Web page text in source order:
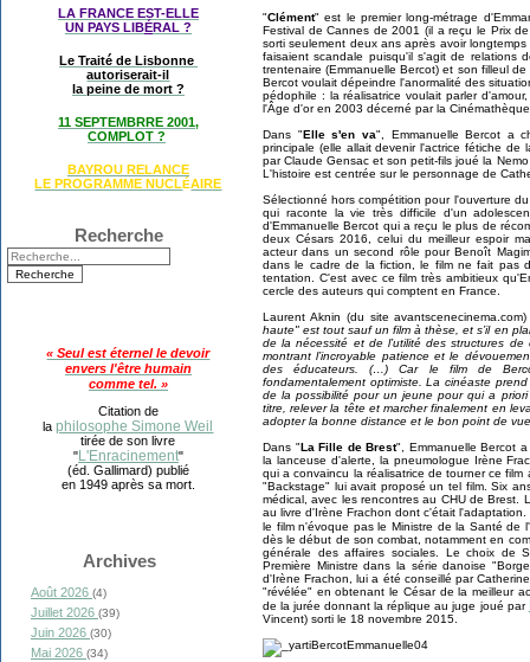
LA FRANCE EST-ELLE
UN PAYS LIBÉRAL ?
Le Traité de Lisbonne
autoriserait-il
la peine de mort ?
11 SEPTEMBRRE 2001,
COMPLOT ?
BAYROU RELANCE
LE PROGRAMME NUCLÉAIRE
Recherche
« Seul est éternel le devoir
envers l'être humain
comme tel. »
Citation de
laphilosophe Simone Weil
tirée de son livre
"L'Enracinement"
(éd. Gallimard) publié
en 1949 après sa mort.
Archives
Août 2026 (4)
Juillet 2026 (39)
Juin 2026 (30)
Mai 2026 (34)
"Clément" est le premier long-métrage
Festival de Cannes de 2001 (il a reçu le Prix
sorti seulement deux ans après avoir
faisaient scandale puisqu'il s'agit de relations
trentenaire (Emmanuelle Bercot) et son filleul
Bercot voulait dépeindre l'anormalité des
pédophile : la réalisatrice voulait parler
l'Âge d'or en 2003 décerné par la
Dans "Elle s'en va", Emmanuelle Bercot a
principale (elle allait devenir l'actrice fétiche de
par Claude Gensac et son petit-fils joué la
L'histoire est centrée sur le personnage de
Sélectionné hors compétition pour l'ouverture
qui raconte la vie très difficile d'un
d'Emmanuelle Bercot qui a reçu le plus de
deux Césars 2016, celui du meilleur espoir
acteur dans un second rôle pour Benoît
dans le cadre de la fiction, le film ne fait pas
tentation. C'est avec ce film très ambitieux
cercle des auteurs qui comptent en France.
Laurent Aknin (du site
haute" est tout sauf un film à thèse, et s’il en
de la nécessité et de l’utilité des structures
montrant l’incroyable patience et le
des éducateurs. (…) Car le film de
fondamentalement optimiste. La cinéaste
de la possibilité pour un jeune pour qui a
titre, relever la tête et marcher finalement en
adopter la bonne distance et le bon point de
Dans "La Fille de Brest", Emmanuelle Bercot
la lanceuse d'alerte, la pneumologue Irène
qui a convaincu la réalisatrice de tourner ce
"Backstage" lui avait proposé un tel film. Six
médical, avec les rencontres au CHU de Brest.
au livre d'Irène Frachon dont c'était
le film n'évoque pas le Ministre de la Santé de
dès le début de son combat, notamment en
générale des affaires sociales. Le choix de
Première Ministre dans la série danoise
d'Irène Frachon, lui a été conseillé par
"révélée" en obtenant le César de la meilleur
de la jurée donnant la réplique au juge joué par
Vincent) sorti le 18 novembre 2015.